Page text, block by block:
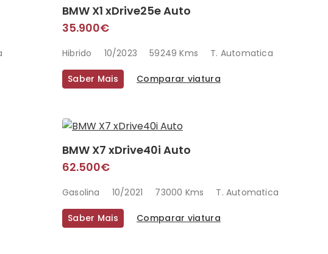
BMW X1 xDrive25e Auto
35.900€
Hibrido 10/2023 59249 Kms T. Automatica
Saber Mais Comparar viatura
BMW X7 xDrive40i Auto
62.500€
Gasolina 10/2021 73000 Kms T. Automatica
Saber Mais Comparar viatura